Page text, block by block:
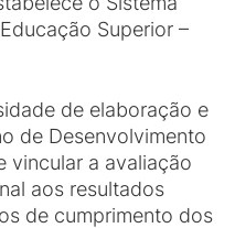
Superior –
de elaboração e
de Desenvolvimento
vincular a avaliação
aos resultados
de cumprimento dos